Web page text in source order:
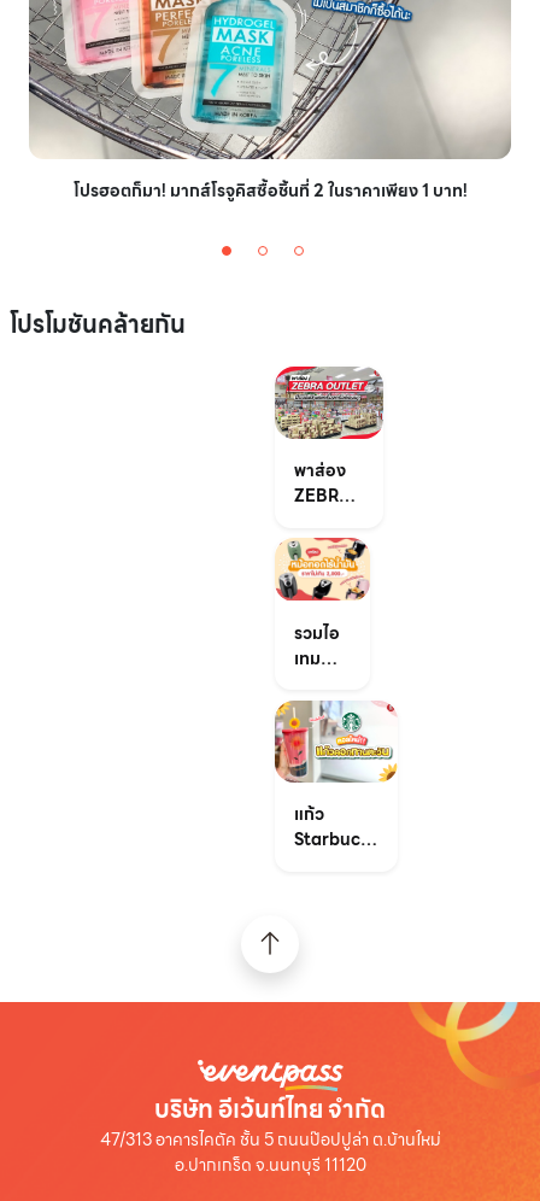
โปรฮอตก็มา! มากส์โรจูคิสซื้อชิ้นที่ 2 ในราคาเพียง 1 บาท!
โปรโมชันคล้ายกัน
พาส่อง
ZEBRA
ฝีมือไม่มี
แต่เครื่อง
ครัวต้อง
รวมไอ
เทม
ฮิต!
หม้อ
ทอดไร้
น้ำมัน
ราคา
ย่อมเยา
แก้ว
Starbucks
บริษัท อีเว้นท์ไทย จำกัด
47/313 อาคารไคตัค ชั้น 5 ถนนป๊อปปูล่า ต.บ้านใหม่
อ.ปากเกร็ด จ.นนทบุรี 11120